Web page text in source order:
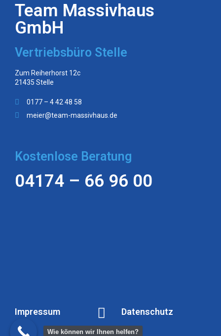
Team Massivhaus
GmbH
Vertriebsbüro Stelle
Zum Reiherhorst 12c
21435 Stelle
0177 – 4 42 48 58
meier@team-massivhaus.de
Kostenlose Beratung
04174 – 66 96 00
Impressum Datenschutz
Wie können wir Ihnen helfen?